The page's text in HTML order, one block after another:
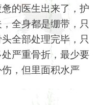
的医生出来了，护
全身都是绷带，只
全部处理完毕，只
严重骨折，最少要
，但里面积水严